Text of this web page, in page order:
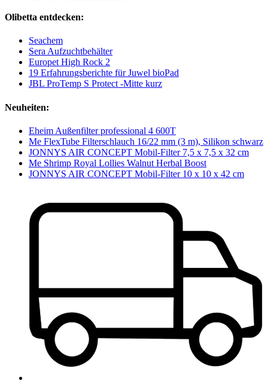
Olibetta entdecken:
Seachem
Sera Aufzuchtbehälter
Europet High Rock 2
19 Erfahrungsberichte für Juwel bioPad
JBL ProTemp S Protect -Mitte kurz
Neuheiten:
Eheim Außenfilter professional 4 600T
Me FlexTube Filterschlauch 16/22 mm (3 m), Silikon schwarz
JONNYS AIR CONCEPT Mobil-Filter 7,5 x 7,5 x 32 cm
Me Shrimp Royal Lollies Walnut Herbal Boost
JONNYS AIR CONCEPT Mobil-Filter 10 x 10 x 42 cm